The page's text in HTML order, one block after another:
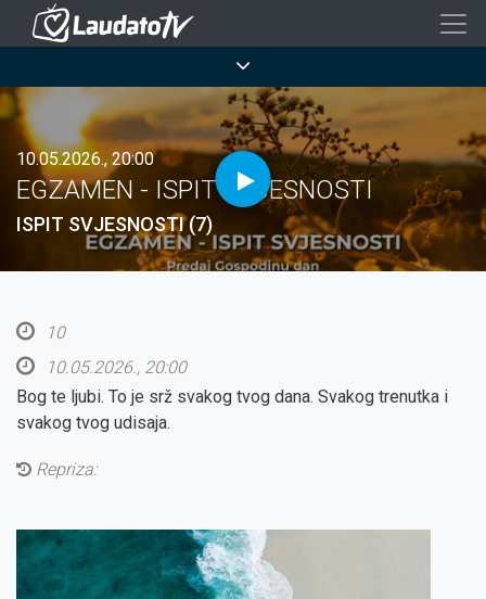
Skoči
sadržaj
10.05.2026., 20:00
EGZAMEN - ISPIT SVJESNOSTI
ISPIT SVJESNOSTI (7)
10
10.05.2026., 20:00
Bog te ljubi. To je srž svakog tvog dana. Svakog trenutka i
svakog tvog udisaja.
Repriza: